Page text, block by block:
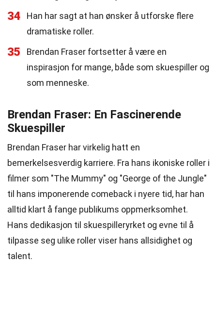
34
Han har sagt at han ønsker å utforske flere
dramatiske roller.
35
Brendan Fraser fortsetter å være en
inspirasjon for mange, både som skuespiller og
som menneske.
Brendan Fraser: En Fascinerende
Skuespiller
Brendan Fraser har virkelig hatt en
bemerkelsesverdig karriere. Fra hans ikoniske roller i
filmer som "The Mummy" og "George of the Jungle"
til hans imponerende comeback i nyere tid, har han
alltid klart å fange publikums oppmerksomhet.
Hans dedikasjon til skuespilleryrket og evne til å
tilpasse seg ulike roller viser hans allsidighet og
talent.